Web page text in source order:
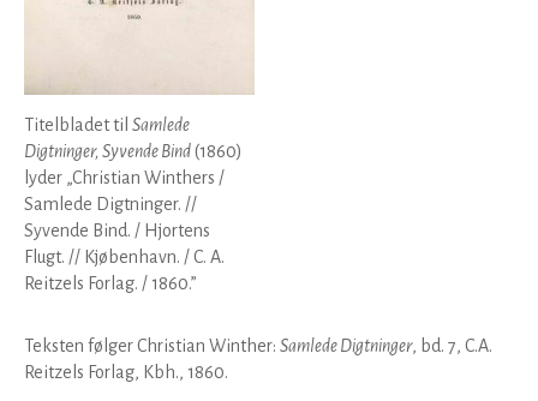
Titelbladet til Samlede
Digtninger, Syvende Bind(1860)
lyder „Christian Winthers /
Samlede Digtninger. //
Syvende Bind. / Hjortens
Flugt. // Kjøbenhavn. / C. A.
Reitzels Forlag. / 1860.”
Teksten følger Christian Winther: Samlede Digtninger, bd. 7, C.A.
Reitzels Forlag, Kbh., 1860.